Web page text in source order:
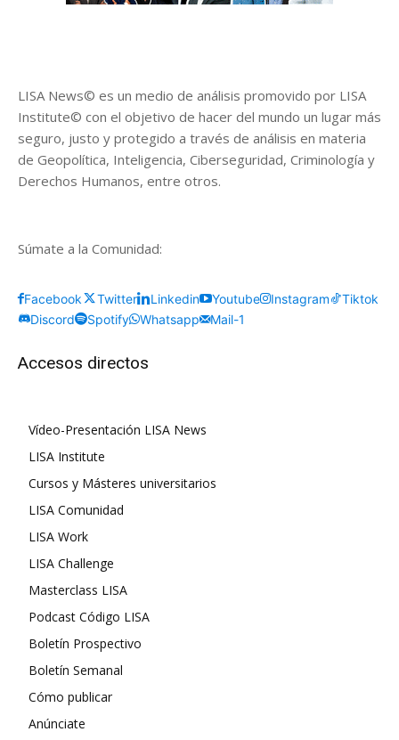
LISA News© es un medio de análisis promovido por LISA
Institute© con el objetivo de hacer del mundo un lugar más
seguro, justo y protegido a través de análisis en materia
de Geopolítica, Inteligencia, Ciberseguridad, Criminología y
Derechos Humanos, entre otros.
Súmate a la Comunidad:
Facebook Twitter Linkedin Youtube Instagram
Tiktok
Discord
Spotify Whatsapp Mail-1
Accesos directos
Vídeo-Presentación LISA News
LISA Institute
Cursos y Másteres universitarios
LISA Comunidad
LISA Work
LISA Challenge
Masterclass LISA
Podcast Código LISA
Boletín Prospectivo
Boletín Semanal
Cómo publicar
Anúnciate